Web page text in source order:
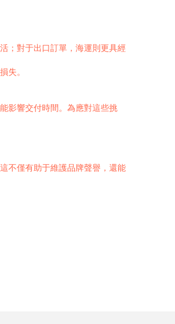
；對于出口訂單，海運則更具經
失。
影響交付時間。為應對這些挑
不僅有助于維護品牌聲譽，還能